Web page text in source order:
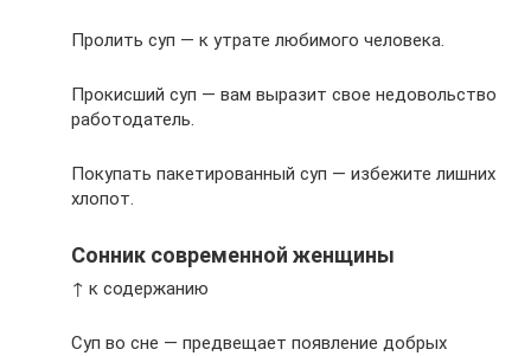
Пролить суп — к утрате любимого человека.
Прокисший суп — вам выразит свое недовольство
работодатель.
Покупать пакетированный суп — избежите лишних
хлопот.
Сонник современной женщины
↑ к содержанию
Суп во сне — предвещает появление добрых